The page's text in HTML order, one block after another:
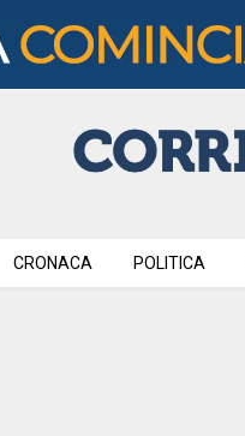
CRONACA POLITICA